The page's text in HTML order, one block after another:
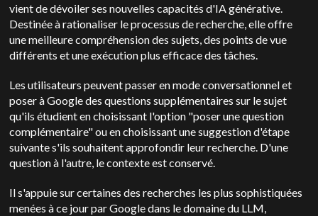
vient de dévoiler ses nouvelles capacités d'IA générative.
Destinée à rationaliser le processus de recherche, elle offre
une meilleure compréhension des sujets, des points de vue
différents et une exécution plus efficace des tâches.
Les utilisateurs peuvent passer en mode conversationnel et
poser à Google des questions supplémentaires sur le sujet
qu'ils étudient en choisissant l'option "poser une question
complémentaire" ou en choisissant une suggestion d'étape
suivante s'ils souhaitent approfondir leur recherche. D'une
question à l'autre, le contexte est conservé.
Il s'appuie sur certaines des recherches les plus sophistiquées
menées à ce jour par Google dans le domaine du LLM,